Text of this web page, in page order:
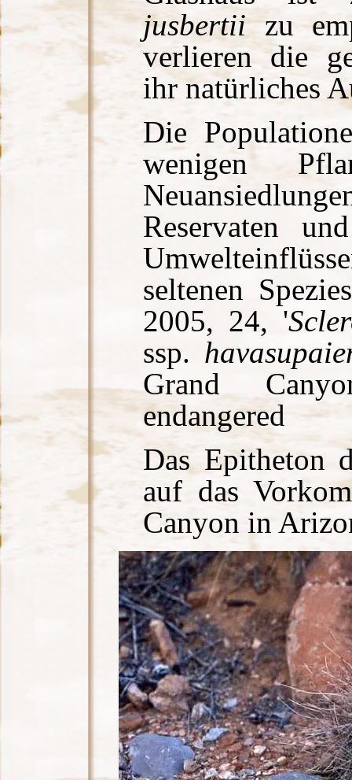
jusbertiizu
verlieren die
ihr natürliches
Die
wenigen
Reservaten
seltenen
2005, 24, '
ssp.
Grand
endangered
Das Epitheton
auf das
Canyon in